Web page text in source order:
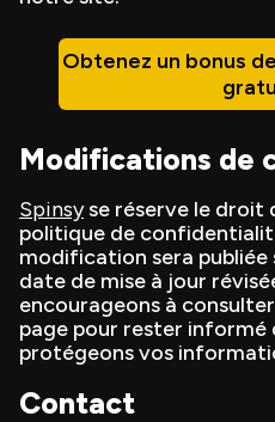
Obtenez un bonus
Modifications de
Spinsyse réserve le
politique de
modification sera
date de mise à jour
encourageons à
page pour rester informé
protégeons vos
Contact